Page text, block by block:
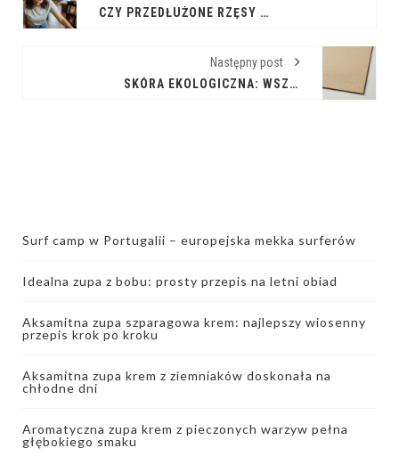
CZY PRZEDŁUŻONE RZĘSY PASUJĄ DO CODZIENNEJ STYLIZACJI?
Następny post
SKÓRA EKOLOGICZNA: WSZYSTKO, CO MUSISZ WIEDZIEĆ O ALTERNATYWIE DLA SKÓRY NATURALNEJ
Surf camp w Portugalii – europejska mekka surferów
Idealna zupa z bobu: prosty przepis na letni obiad
Aksamitna zupa szparagowa krem: najlepszy wiosenny
przepis krok po kroku
Aksamitna zupa krem z ziemniaków doskonała na
chłodne dni
Aromatyczna zupa krem z pieczonych warzyw pełna
głębokiego smaku